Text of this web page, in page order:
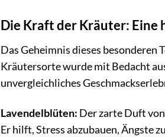
Die Kraft der Kräuter: Eine
Das Geheimnis dieses besonderen
Kräutersorte wurde mit Bedacht
unvergleichliches
Lavendelblüten: Der zarte Duft
Er hilft, Stress abzubauen, Ängste